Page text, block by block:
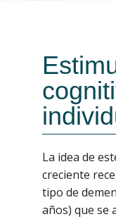
La idea de
creciente
tipo de
años) que se